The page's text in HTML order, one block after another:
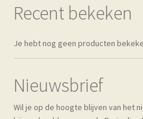
Recent bekeken
Je hebt nog geen producten
Nieuwsbrief
Wil je op de hoogte blijven van het